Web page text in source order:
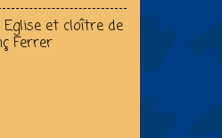
et cloître de
Ferrer